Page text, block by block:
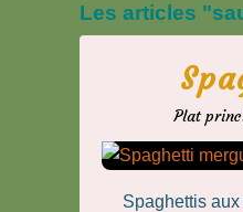
Les articles
Plat
Spaghettis